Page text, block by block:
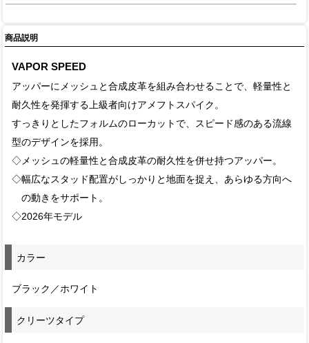
商品説明
VAPOR SPEED
アッパーにメッシュと合成皮革を組み合わせることで、軽量性と
耐久性を発揮する上級者向けアメフトスパイク。
すっきりとしたフォルムのローカットで、スピード感のある流線
型のデザインを採用。
◇メッシュの軽量性と合成皮革の耐久性を併せ持つアッパー。
◇幅広なスタッド配置がしっかりと地面を捉え、あらゆる方向へ
の動きをサポート。
◇2026年モデル
カラー
ブラック／ホワイト
クリーツタイプ